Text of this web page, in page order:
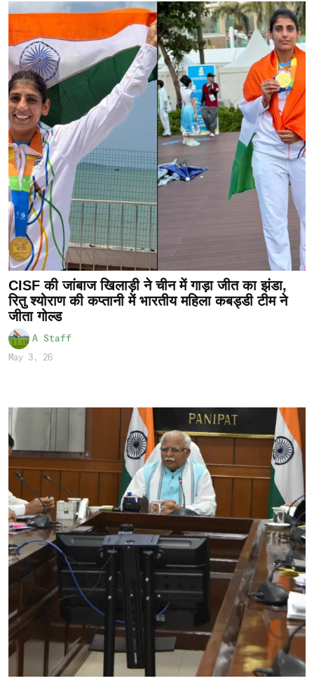
CISF की जांबाज खिलाड़ी ने चीन में गाड़ा जीत का झंडा,
रितु श्योराण की कप्तानी में भारतीय महिला कबड्डी टीम ने
जीता गोल्ड
A Staff
May 3, 26